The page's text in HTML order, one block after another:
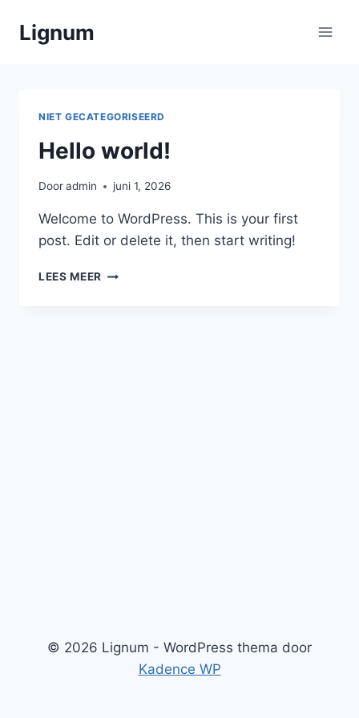
Lignum
NIET GECATEGORISEERD
Hello world!
Dooradmin juni 1, 2026
Welcome to WordPress. This is your first
post. Edit or delete it, then start writing!
LEES MEER HELLO
© 2026 Lignum - WordPress thema door
Kadence WP